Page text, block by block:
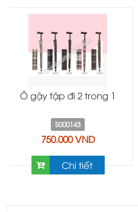
Ô gậy tập đi 2 trong 1
S000143
750.000 VND
Chi tiết